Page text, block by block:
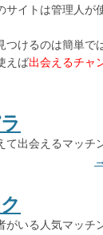
サイトは管理人が
つけるのは簡単で
えば出会えるチャ
て出会えるマッチ
がいる人気マッチ